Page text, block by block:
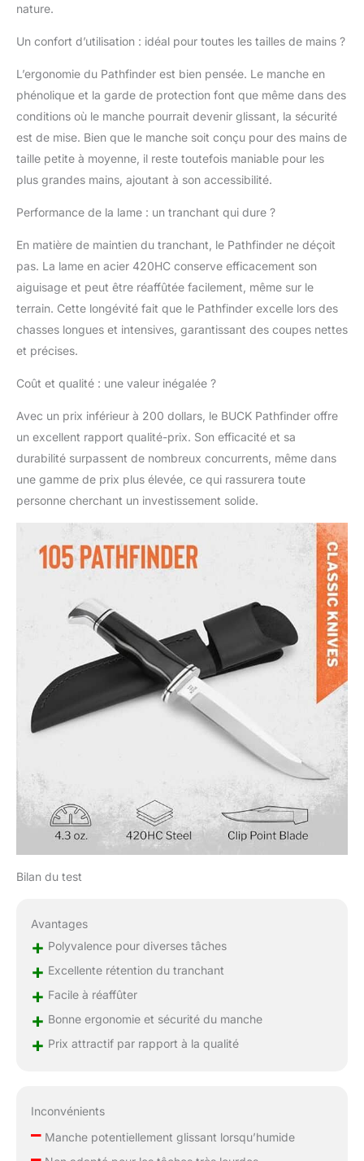
nature.
Un confort d’utilisation : idéal pour toutes les tailles de mains ?
L’ergonomie du Pathfinder est bien pensée. Le manche en
phénolique et la garde de protection font que même dans des
conditions où le manche pourrait devenir glissant, la sécurité
est de mise. Bien que le manche soit conçu pour des mains de
taille petite à moyenne, il reste toutefois maniable pour les
plus grandes mains, ajoutant à son accessibilité.
Performance de la lame : un tranchant qui dure ?
En matière de maintien du tranchant, le Pathfinder ne déçoit
pas. La lame en acier 420HC conserve efficacement son
aiguisage et peut être réaffûtée facilement, même sur le
terrain. Cette longévité fait que le Pathfinder excelle lors des
chasses longues et intensives, garantissant des coupes nettes
et précises.
Coût et qualité : une valeur inégalée ?
Avec un prix inférieur à 200 dollars, le BUCK Pathfinder offre
un excellent rapport qualité-prix. Son efficacité et sa
durabilité surpassent de nombreux concurrents, même dans
une gamme de prix plus élevée, ce qui rassurera toute
personne cherchant un investissement solide.
Bilan du test
Avantages
+ Polyvalence pour diverses tâches
+ Excellente rétention du tranchant
+ Facile à réaffûter
+ Bonne ergonomie et sécurité du manche
+ Prix attractif par rapport à la qualité
Inconvénients
–Manche potentiellement glissant lorsqu’humide